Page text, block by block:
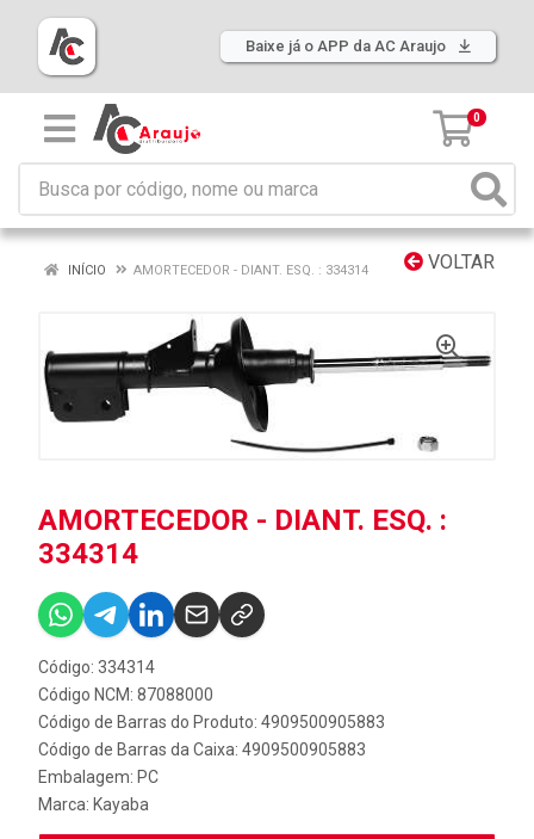
Baixe já o APP da AC Araujo
0
VOLTAR
INÍCIO AMORTECEDOR - DIANT. ESQ. : 334314
AMORTECEDOR - DIANT. ESQ. :
334314
Código: 334314
Código NCM: 87088000
Código de Barras do Produto: 4909500905883
Código de Barras da Caixa: 4909500905883
Embalagem: PC
Marca: Kayaba